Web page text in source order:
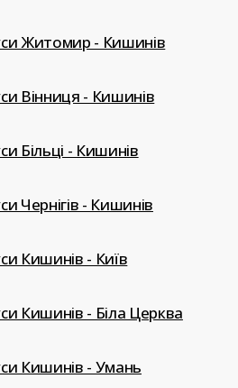
Житомир - Кишинів
Вінниця - Кишинів
Більці - Кишинів
Чернігів - Кишинів
Кишинів - Київ
Кишинів - Біла Церква
Кишинів - Умань